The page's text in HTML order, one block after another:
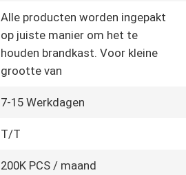
Alle producten worden ingepakt
op juiste manier om het te
houden brandkast. Voor kleine
grootte van
7-15 Werkdagen
T/T
200K PCS / maand